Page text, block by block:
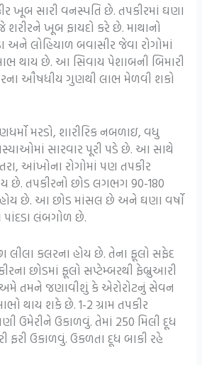
ખૂબ સારી વનસ્પતિ છે. તપકીરમાં ઘણા
ખૂબ ફાયદો કરે છે. માથાનો
અને લોહિયાળ બવાસીર જેવા રોગોમાં
થાય છે. આ સિવાય પેશાબની બિમારી
ઔષધીય ગુણથી લાભ મેળવી શકો
મરડો, શારીરિક નબળાઇ, વધુ
સારવાર પૂરી પડે છે. આ સાથે
આંખોના રોગોમાં પણ તપકીર
છે. તપકીરનો છોડ લગભગ 90-180
છે. આ છોડ માંસલ છે અને ઘણા વર્ષો
લંબગોળ છે.
લીલા કલરના હોય છે. તેના ફૂલો સફેદ
છોડમાં ફૂલો સપ્ટેમ્બરથી ફેબ્રુઆરી
અમે તમને જણાવીશું કે એરોરોટનું સેવન
થાય શકે છે. 1-2 ગ્રામ તપકીર
ઉમેરીને ઉકાળવું. તેમાં 250 મિલી દૂધ
ફરી ઉકાળવું. ઉકળતા દૂધ બાકી રહે